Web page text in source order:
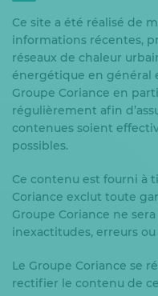
Ce site a été réalisé de
informations récentes,
réseaux de chaleur
énergétique en général
Groupe Coriance en
régulièrement afin
contenues soient
possibles.
Ce contenu est fourni à
Coriance exclut toute
Groupe Coriance ne
inexactitudes, erreurs
Le Groupe Coriance se
rectifier le contenu de